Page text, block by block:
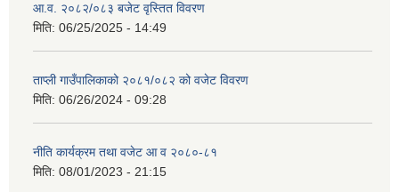
आ.व. २०८२/०८३ बजेट वृस्तित विवरण
मिति: 06/25/2025 - 14:49
ताप्ली गाउँपालिकाको २०८१/०८२ को वजेट विवरण
मिति: 06/26/2024 - 09:28
नीति कार्यक्रम तथा वजेट आ व २०८०-८१
मिति: 08/01/2023 - 21:15